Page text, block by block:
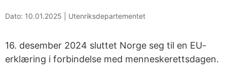
Dato: 10.01.2025 Utenriksdepartementet
16. desember 2024 sluttet Norge seg til en EU-
erklæring i forbindelse med menneskerettsdagen.